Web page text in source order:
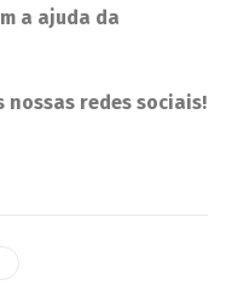
a ajuda da
nossas redes sociais!